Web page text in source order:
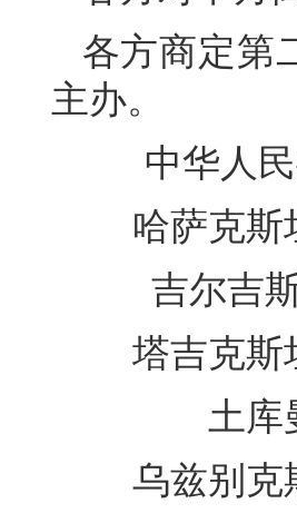
各方商定第
主办。
中
哈萨克
吉尔
塔吉
土
乌兹别